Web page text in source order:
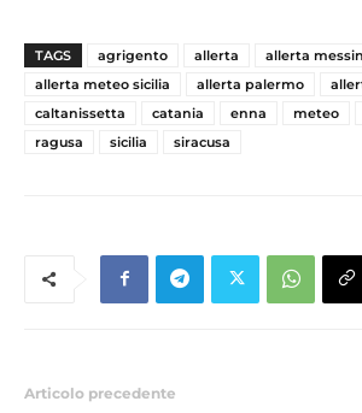
TAGS agrigento allerta allerta
allerta meteo sicilia
allerta palermo
caltanissetta
catania enna meteo
ragusa
sicilia siracusa
Articolo precedente